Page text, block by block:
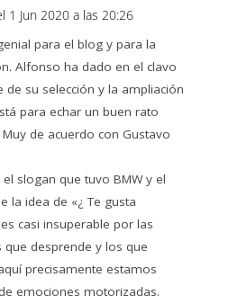
1 Jun 2020 a las 20:26
para el blog y para la
Alfonso ha dado en el clavo
de su selección y la ampliación
para echar un buen rato
de acuerdo con Gustavo
slogan que tuvo BMW y el
la idea de «¿ Te gusta
casi insuperable por las
que desprende y los que
precisamente estamos
emociones motorizadas.